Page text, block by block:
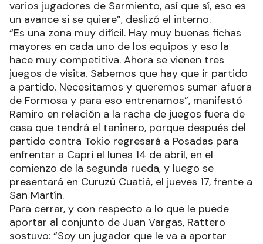
varios jugadores de Sarmiento, así que sí, eso es
un avance si se quiere”, deslizó el interno.
“Es una zona muy difícil. Hay muy buenas fichas
mayores en cada uno de los equipos y eso la
hace muy competitiva. Ahora se vienen tres
juegos de visita. Sabemos que hay que ir partido
a partido. Necesitamos y queremos sumar afuera
de Formosa y para eso entrenamos”, manifestó
Ramiro en relación a la racha de juegos fuera de
casa que tendrá el taninero, porque después del
partido contra Tokio regresará a Posadas para
enfrentar a Capri el lunes 14 de abril, en el
comienzo de la segunda rueda, y luego se
presentará en Curuzú Cuatiá, el jueves 17, frente a
San Martín.
Para cerrar, y con respecto a lo que le puede
aportar al conjunto de Juan Vargas, Rattero
sostuvo: “Soy un jugador que le va a aportar